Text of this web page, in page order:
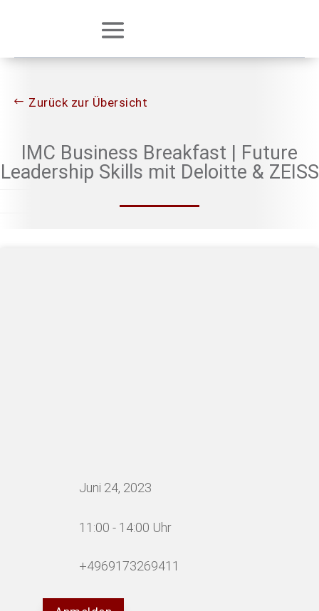
Zurück zur Übersicht
IMC Business Breakfast | Future
Leadership Skills mit Deloitte & ZEISS
Juni 24, 2023
11:00 - 14:00 Uhr
+4969173269411